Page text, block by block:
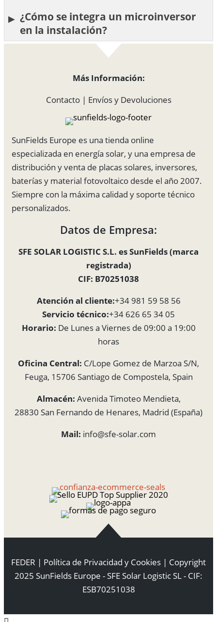
¿Cómo se integra un microinversor
en la instalación?
Más Información:
Contacto| Envíos y Devoluciones
SunFields Europe es una tienda online
especializada en energía solar, y una empresa de
distribución y venta de placas solares, inversores,
baterías y material fotovoltaico desde el año 2007.
Siempre con la máxima calidad y soporte técnico
personalizados.
Datos de Empresa:
SFE SOLAR LOGISTIC S.L. es SunFields (marca
registrada)
CIF: B70251038
Atención al cliente:+34 981 59 58 56
Servicio técnico:+34 626 65 34 05
Horario: De Lunes a Viernes de 09:00 a 19:00
horas
Oficina Central: C/Lope Gomez de Marzoa S/N,
Feuga, 15706 Santiago de Compostela, Spain
Almacén: Avenida Timoteo Mendieta,
28830 San Fernando de Henares, Madrid (España)
Mail: info@sfe-solar.com
FEDER | Política de Privacidad y Cookies | Copyright
2025 SunFields Europe - SFE Solar Logistic SL - CIF:
ESB70251038